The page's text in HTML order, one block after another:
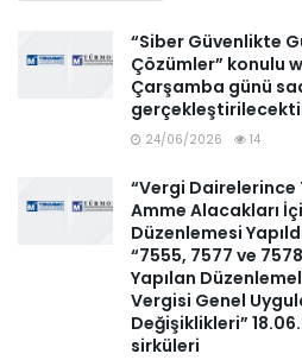
“Siber Güvenlikte
Çözümler” konulu
Çarşamba günü
24/06/2026 14
“Vergi Dairelerince
Amme Alacakları
Düzenlemesi
“7555, 7577 ve
Yapılan
Vergisi Genel
Değişiklikleri”
sirküleri